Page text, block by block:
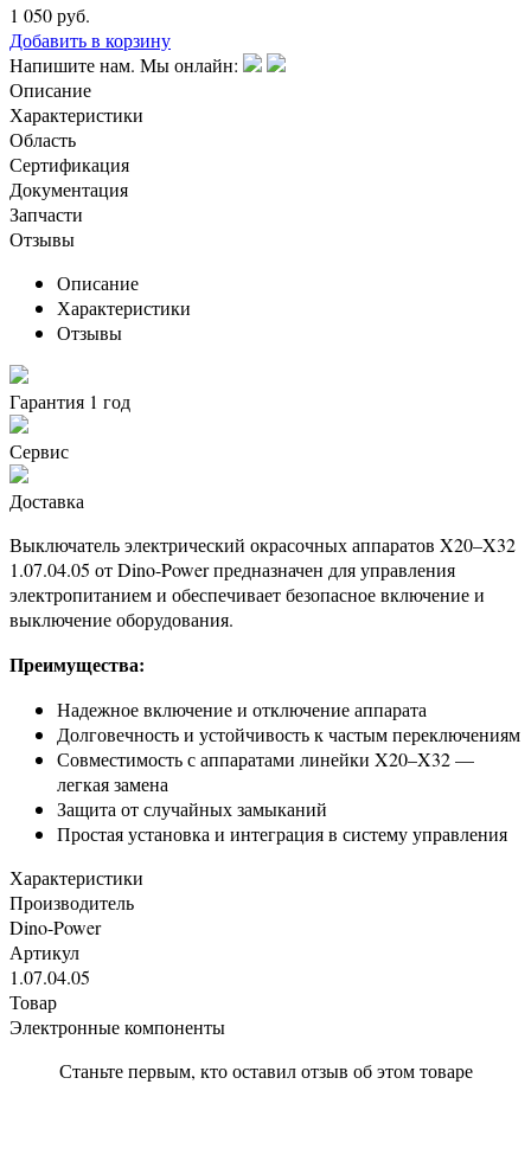
1 050руб.
Добавить в корзину
Напишите нам. Мы онлайн:
Описание
Характеристики
Область
Сертификация
Документация
Запчасти
Отзывы
Описание
Характеристики
Отзывы
Гарантия 1 год
Сервис
Доставка
Выключатель электрический окрасочных аппаратов X20–X32
1.07.04.05 от Dino-Power предназначен для управления
электропитанием и обеспечивает безопасное включение и
выключение оборудования.
Преимущества:
Надежное включение и отключение аппарата
Долговечность и устойчивость к частым переключениям
Совместимость с аппаратами линейки X20–X32 —
легкая замена
Защита от случайных замыканий
Простая установка и интеграция в систему управления
Характеристики
Производитель
Dino-Power
Артикул
1.07.04.05
Товар
Электронные компоненты
Станьте первым, кто оставил отзыв об этом товаре